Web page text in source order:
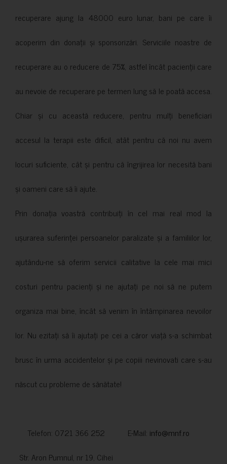
recuperare ajung la 48000 euro lunar, bani pe care îi
acoperim din donații și sponsorizări. Serviciile noastre de
recuperare au o reducere de 75%, astfel încât pacienții care
au nevoie de recuperare pe termen lung să le poată accesa.
Chiar și cu această reducere, pentru mulți beneficiari
accesul la terapii este dificil, atât pentru că noi nu avem
locuri suficiente, cât și pentru că îngrijirea lor necesită bani
și oameni care să îi ajute.
Prin donația voastră contribuiți în cel mai real mod la
ușurarea suferinței persoanelor paralizate și a familiilor lor,
ajutându-ne să oferim servicii calitative la cele mai mici
costuri pentru pacienți și ne ajutați pe noi să ne putem
organiza mai bine, încât să venim în întâmpinarea nevoilor
lor. Nu ezitați să îi ajutați pe cei a căror viață s-a schimbat
brusc în urma accidentelor și pe copiii nevinovati care s-au
născut cu probleme de sănătate!
Telefon: 0721 366 252 E-Mail: info@mnf.ro
Str. Aron Pumnul, nr 19, Cihei